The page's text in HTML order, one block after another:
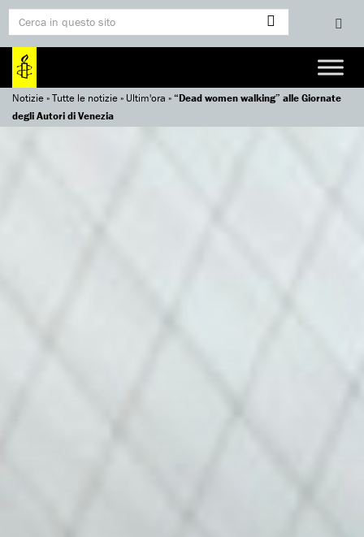
Notizie»Tutte le notizie» Ultim'ora »“Dead women walking” alle Giornate
degli Autori di Venezia